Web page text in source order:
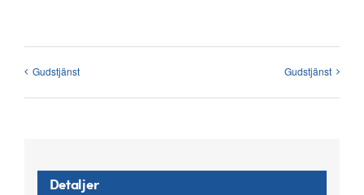
العربية / Arabic
Gudstjänst Gudstjänst
Detaljer